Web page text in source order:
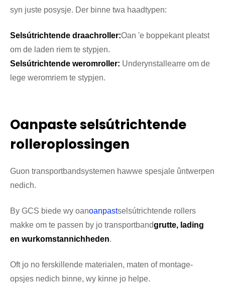
syn juste posysje. Der binne twa haadtypen:
Selsútrichtende draachroller:Oan 'e boppekant pleatst
om de laden riem te stypjen.
Selsútrichtende weromroller: Underynstallearre om de
lege weromriem te stypjen.
Oanpaste selsútrichtende
rolleroplossingen
Guon transportbandsystemen hawwe spesjale ûntwerpen
nedich.
By GCS biede wy oanoanpastselsútrichtende rollers
makke om te passen by jo transportbandgrutte, lading
en wurkomstannichheden.
Oft jo no ferskillende materialen, maten of montage-
opsjes nedich binne, wy kinne jo helpe.